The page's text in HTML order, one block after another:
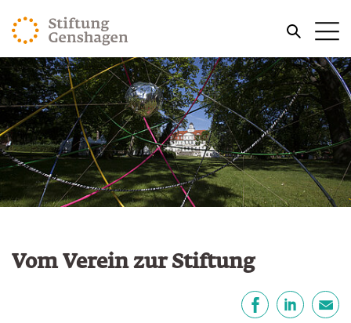
ZUM HAUPTINHALT SPRINGEN
ZUR SUCHE SPRINGEN
Vom Verein zur Stiftung